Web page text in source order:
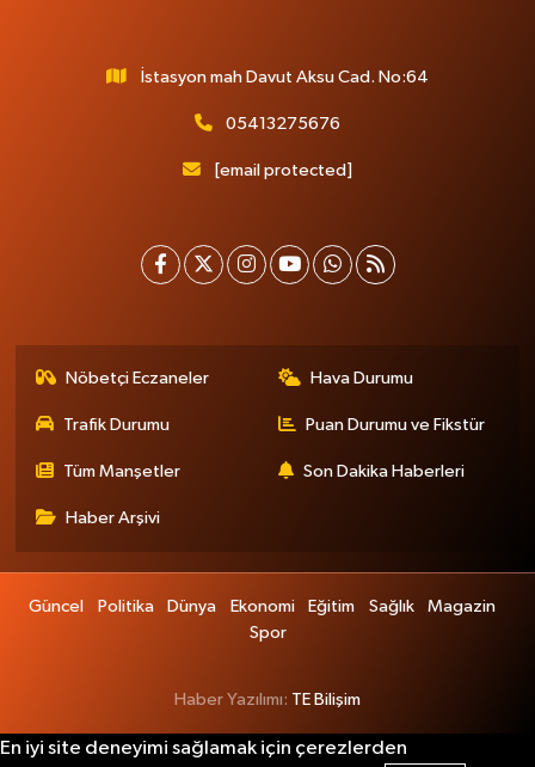
İstasyon mah Davut Aksu Cad. No:64
05413275676
[email protected]
Nöbetçi Eczaneler Hava Durumu
Trafik Durumu Puan Durumu ve Fikstür
Tüm Manşetler Son Dakika Haberleri
Haber Arşivi
Güncel Politika Dünya Ekonomi Eğitim Sağlık
Magazin
Spor
Haber Yazılımı: TE Bilişim
En iyi site deneyimi sağlamak için çerezlerden